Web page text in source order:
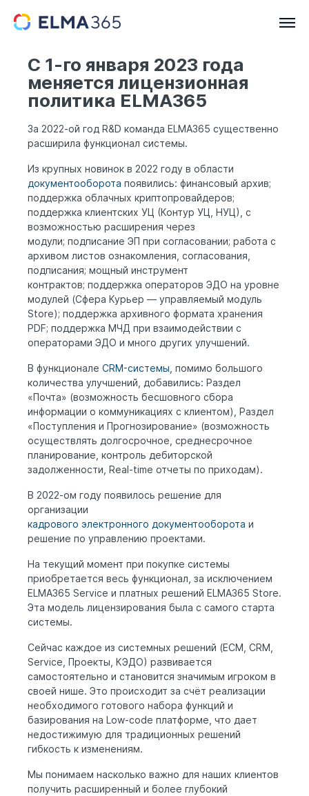
С 1-го января 2023 года
меняется лицензионная
политика ELMA365
За 2022-ой год R&D команда ELMA365 существенно
расширила функционал системы.
Из крупных новинок в 2022 году в области
документооборота появились: финансовый архив;
поддержка облачных криптопровайдеров;
поддержка клиентских УЦ (Контур УЦ, НУЦ), с
возможностью расширения через
модули; подписание ЭП при согласовании; работа с
архивом листов ознакомления, согласования,
подписания; мощный инструмент
контрактов; поддержка операторов ЭДО на уровне
модулей (Сфера Курьер — управляемый модуль
Store); поддержка архивного формата хранения
PDF; поддержка МЧД при взаимодействии с
операторами ЭДО и много других улучшений.
В функционале CRM-системы, помимо большого
количества улучшений, добавились: Раздел
«Почта» (возможность бесшовного сбора
информации о коммуникациях с клиентом), Раздел
«Поступления и Прогнозирование» (возможность
осуществлять долгосрочное, среднесрочное
планирование, контроль дебиторской
задолженности, Real-time отчеты по приходам).
В 2022-ом году появилось решение для
организации
кадрового электронного документооборота и
решение по управлению проектами.
На текущий момент при покупке системы
приобретается весь функционал, за исключением
ELMA365 Service и платных решений ELMA365 Store.
Эта модель лицензирования была с самого старта
системы.
Сейчас каждое из системных решений (ECM, CRM,
Service, Проекты, КЭДО) развивается
самостоятельно и становится значимым игроком в
своей нише. Это происходит за счёт реализации
необходимого готового набора функций и
базирования на Low-code платформе, что дает
недостижимую для традиционных решений
гибкость к изменениям.
Мы понимаем насколько важно для наших клиентов
получить расширенный и более глубокий